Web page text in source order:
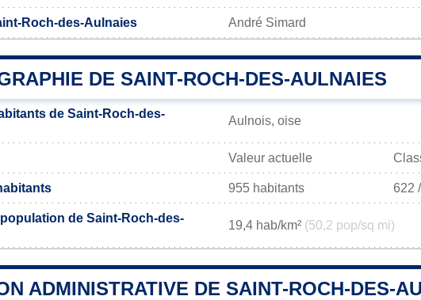
Roch-des-Aulnaies André Simard
DE SAINT-ROCH-DES-AULNAIES
de Saint-Roch-des-
Aulnois, oise
Valeur actuelle
955 habitants 622
de Saint-Roch-des-
19,4 hab/km² (50,2 pop/sq mi)
ADMINISTRATIVE DE SAINT-ROCH-DES-